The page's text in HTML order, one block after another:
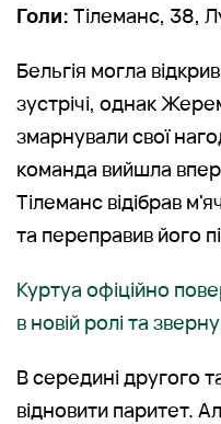
Голи: Тілеманс, 38,
Бельгія могла
зустрічі, однак
змарнували свої
команда вийшла
Тілеманс відібрав
та переправив його
Куртуа офіційно
в новій ролі та
В середині другого
відновити паритет.